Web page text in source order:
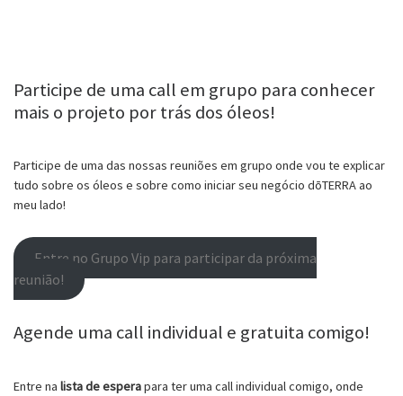
Participe de uma call em grupo para conhecer
mais o projeto por trás dos óleos!
Participe de uma das nossas reuniões em grupo onde vou te explicar
tudo sobre os óleos e sobre como iniciar seu negócio dōTERRA ao
meu lado!
Entre no Grupo Vip para participar da próxima
reunião!
Agende uma call individual e gratuita comigo!
Entre na lista de esperapara ter uma call individual comigo, onde